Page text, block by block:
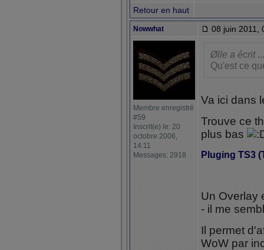
Retour en haut
Nowwhat 08 juin 2011,
Membre enregistré
#59
Inscrit(e) le: 20
octobre 2006,
14:11
Messages: 2918
Ølle a écrit...
Qu'est ce
Va ici dans
Trouve ce
plus bas
Pluging TS3
Un Overlay
- il me
Il permet
WoW par